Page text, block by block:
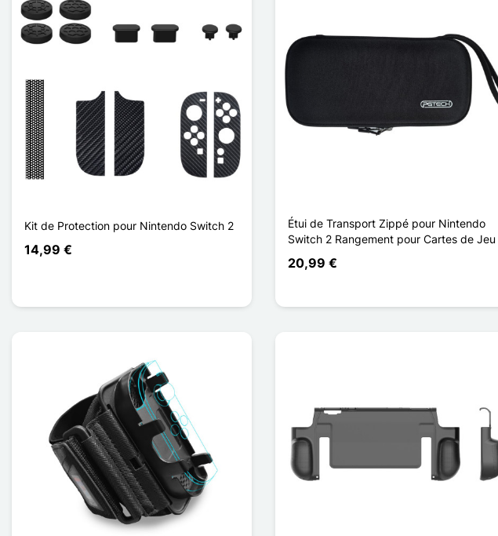
Kit de Protection pour Nintendo Switch 2
14,99 €
Étui de Transport Zippé pour Nintendo
Switch 2 Rangement pour Cartes de Jeu
20,99 €